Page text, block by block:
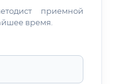
приемной
время.